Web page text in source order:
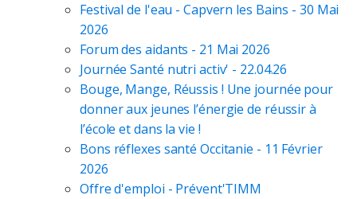
Festival de l'eau - Capvern les Bains - 30 Mai
2026
Forum des aidants - 21 Mai 2026
Journée Santé nutri activ' - 22.04.26
Bouge, Mange, Réussis ! Une journée pour
donner aux jeunes l’énergie de réussir à
l’école et dans la vie !
Bons réflexes santé Occitanie - 11 Février
2026
Offre d'emploi - Prévent'TIMM